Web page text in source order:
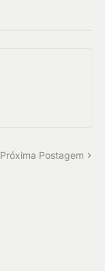
Próxima Postagem